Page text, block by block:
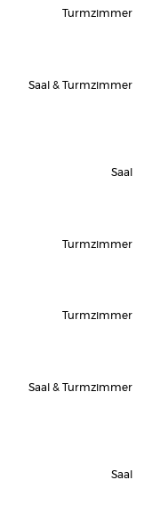
Turmzimmer
Saal & Turmzimmer
Saal
Turmzimmer
Turmzimmer
Saal & Turmzimmer
Saal